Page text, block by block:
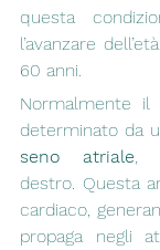
questa
l’avanzare
60 anni.
Normalmente il
determinato da
seno atriale ,
destro. Questa
cardiaco,
propaga negli